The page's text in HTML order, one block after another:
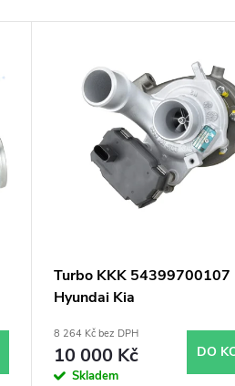
Turbo KKK 54399700107
Hyundai Kia
8 264 Kč bez DPH
10 000 Kč
Skladem
DO